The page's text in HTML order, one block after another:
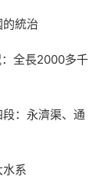
統治
長2000多千
：永濟渠、通
系